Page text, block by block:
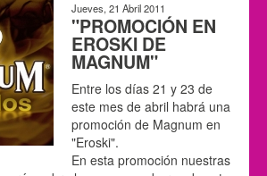
Jueves, 21 Abril 2011
"PROMOCIÓN EN
EROSKI DE
MAGNUM"
Entre los días 21 y 23 de
este mes de abril habrá una
promoción de Magnum en
"Eroski".
En esta promoción nuestras